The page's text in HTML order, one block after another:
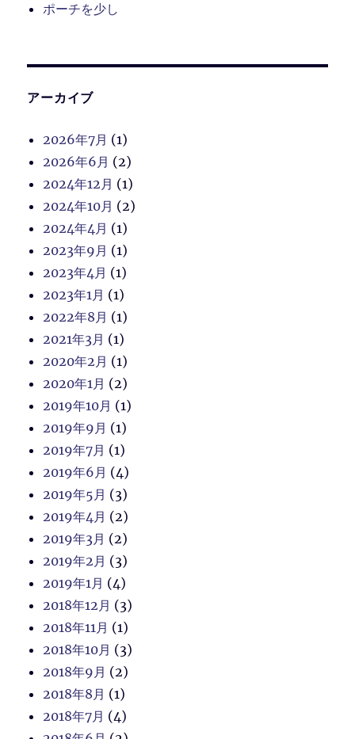
ポーチを少し
アーカイブ
2026年7月 (1)
2026年6月 (2)
2024年12月 (1)
2024年10月 (2)
2024年4月 (1)
2023年9月 (1)
2023年4月 (1)
2023年1月 (1)
2022年8月 (1)
2021年3月 (1)
2020年2月 (1)
2020年1月 (2)
2019年10月 (1)
2019年9月 (1)
2019年7月 (1)
2019年6月 (4)
2019年5月 (3)
2019年4月 (2)
2019年3月 (2)
2019年2月 (3)
2019年1月 (4)
2018年12月 (3)
2018年11月 (1)
2018年10月 (3)
2018年9月 (2)
2018年8月 (1)
2018年7月 (4)